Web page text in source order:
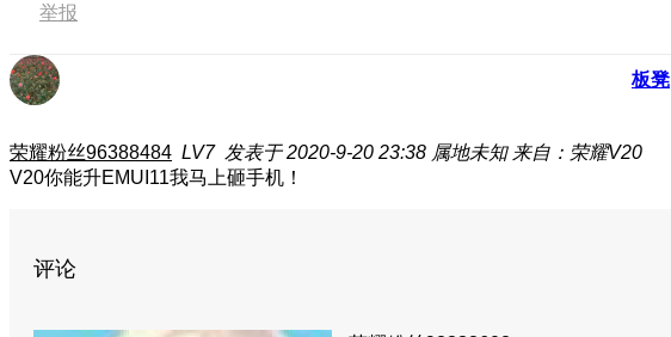
举报
板凳
荣耀粉丝96388484 LV7 发表于 2020-9-20 23:38 属地未知 来自：荣耀V20
V20你能升EMUI11我马上砸手机！
评论